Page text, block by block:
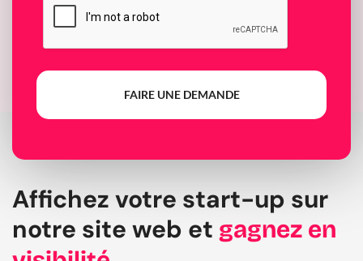
FAIRE UNE DEMANDE
Affichez votre start-up sur
notre site web et gagnez en